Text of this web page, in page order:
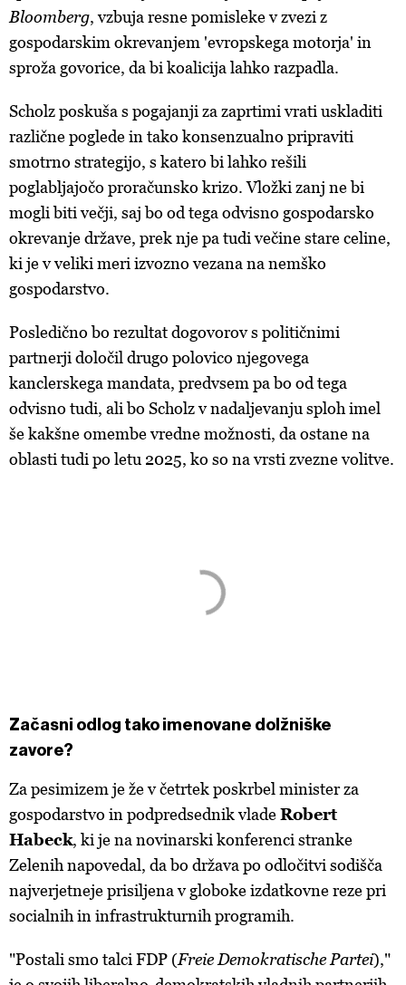
Bloomberg, vzbuja resne pomisleke v zvezi z
gospodarskim okrevanjem 'evropskega motorja' in
sproža govorice, da bi koalicija lahko razpadla.
Scholz poskuša s pogajanji za zaprtimi vrati uskladiti
različne poglede in tako konsenzualno pripraviti
smotrno strategijo, s katero bi lahko rešili
poglabljajočo proračunsko krizo. Vložki zanj ne bi
mogli biti večji, saj bo od tega odvisno gospodarsko
okrevanje države, prek nje pa tudi večine stare celine,
ki je v veliki meri izvozno vezana na nemško
gospodarstvo.
Posledično bo rezultat dogovorov s političnimi
partnerji določil drugo polovico njegovega
kanclerskega mandata, predvsem pa bo od tega
odvisno tudi, ali bo Scholz v nadaljevanju sploh imel
še kakšne omembe vredne možnosti, da ostane na
oblasti tudi po letu 2025, ko so na vrsti zvezne volitve.
Začasni odlog tako imenovane dolžniške
zavore?
Za pesimizem je že v četrtek poskrbel minister za
gospodarstvo in podpredsednik vladeRobert
Habeck, ki je na novinarski konferenci stranke
Zelenih napovedal, da bo država po odločitvi sodišča
najverjetneje prisiljena v globoke izdatkovne reze pri
socialnih in infrastrukturnih programih.
"Postali smo talci FDP (Freie Demokratische Partei),"